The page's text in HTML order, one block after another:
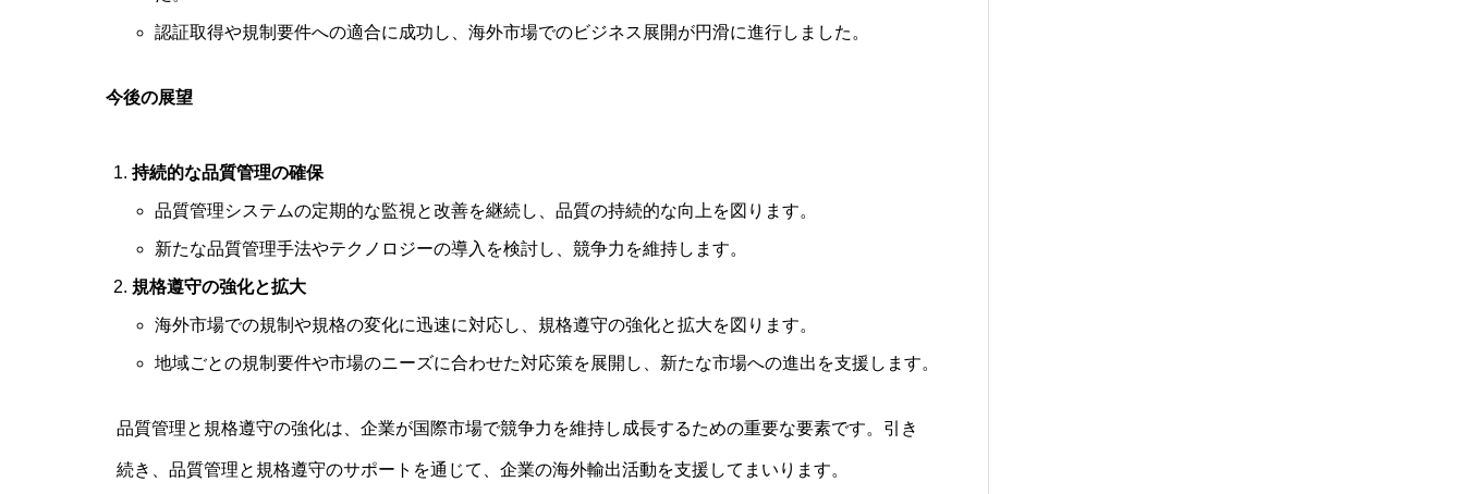
認証取得や規制要件への適合に成功し、海外市場でのビジネス展開が円滑に進行しました。
今後の展望
持続的な品質管理の確保
品質管理システムの定期的な監視と改善を継続し、品質の持続的な向上を図ります。
新たな品質管理手法やテクノロジーの導入を検討し、競争力を維持します。
規格遵守の強化と拡大
海外市場での規制や規格の変化に迅速に対応し、規格遵守の強化と拡大を図ります。
地域ごとの規制要件や市場のニーズに合わせた対応策を展開し、新たな市場への進出を支援します。
品質管理と規格遵守の強化は、企業が国際市場で競争力を維持し成長するための重要な要素です。引き
続き、品質管理と規格遵守のサポートを通じて、企業の海外輸出活動を支援してまいります。